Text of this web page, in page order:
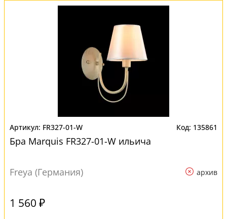
FR327-01-W 135861
Бра Marquis FR327-01-W ильича
Freya (Германия) архив
1 560 ₽